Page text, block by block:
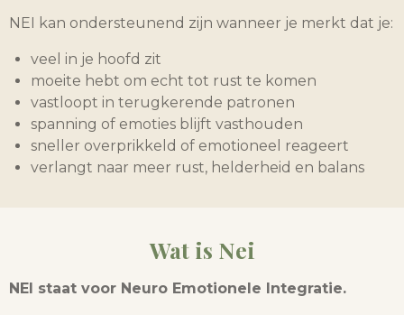
NEI kan ondersteunend zijn wanneer je merkt dat je:
veel in je hoofd zit
moeite hebt om echt tot rust te komen
vastloopt in terugkerende patronen
spanning of emoties blijft vasthouden
sneller overprikkeld of emotioneel reageert
verlangt naar meer rust, helderheid en balans
Wat is Nei
NEI staat voor Neuro Emotionele Integratie.